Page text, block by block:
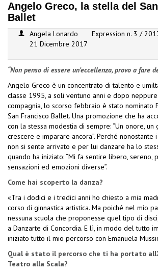
Angelo Greco, la stella del
Ballet
Angela Lonardo
Expression n. 3 /
21 Dicembre 2017
“Non penso di essere un'eccellenza, provo a fare
Angelo Greco è un concentrato di talento e
classe 1995, a soli ventuno anni e dopo
compagnia, lo scorso febbraio è stato nominato
San Francisco Ballet. Una promozione che ha
con la stessa modestia di sempre: “Un onore, un
crescere e imparare ancora”. Perché nonostante
non si sente arrivato e per lui danzare ha lo
quando ha iniziato: “Mi fa sentire libero, sereno,
sensazioni ed emozioni diverse”.
Come hai scoperto la danza?
«Tra i dodici e i tredici anni ho chiesto a mia
corso di ginnastica artistica. Ma poiché nel mio
nessuna scuola che proponesse quel tipo di
a Danzarte di Concordia. E lì, in modo del tutto
iniziato tutto il mio percorso con Emanuela
Qual è stato il percorso che ti ha portato
Teatro alla Scala?